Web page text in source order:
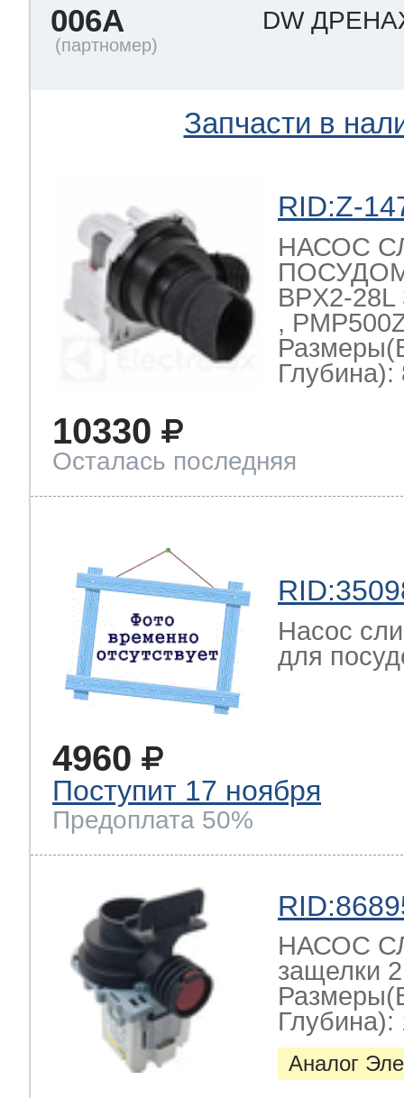
006A DW
Запчасти в
RID:Z-
НАСОС
BPX2-
,
Глубина):
10330
Осталась последняя
Насос
для
4960
Поступит 17 ноября
Предоплата 50%
НАСОС
защелки
Глубина):
Аналог